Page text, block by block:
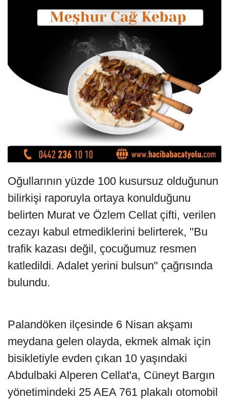
Oğullarının yüzde 100 kusursuz olduğunun
bilirkişi raporuyla ortaya konulduğunu
belirten Murat ve Özlem Cellat çifti, verilen
cezayı kabul etmediklerini belirterek, "Bu
trafik kazası değil, çocuğumuz resmen
katledildi. Adalet yerini bulsun" çağrısında
bulundu.
Palandöken ilçesinde 6 Nisan akşamı
meydana gelen olayda, ekmek almak için
bisikletiyle evden çıkan 10 yaşındaki
Abdulbaki Alperen Cellat'a, Cüneyt Bargın
yönetimindeki 25 AEA 761 plakalı otomobil